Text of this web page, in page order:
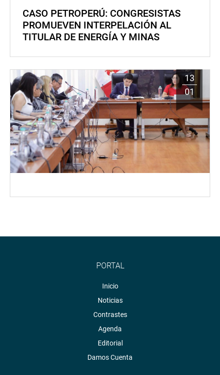
CASO PETROPERÚ: CONGRESISTAS
PROMUEVEN INTERPELACIÓN AL
TITULAR DE ENERGÍA Y MINAS
13
01
PORTAL
Inicio
Noticias
Contrastes
Agenda
Editorial
Damos Cuenta